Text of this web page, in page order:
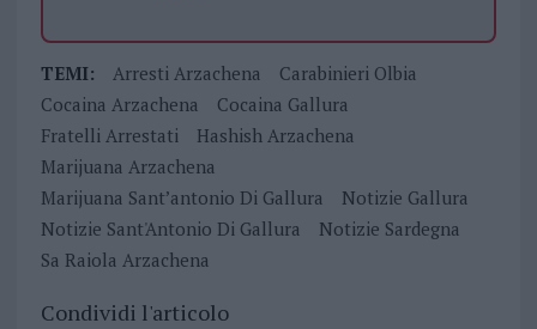
TEMI: Arresti Arzachena
Carabinieri Olbia
Cocaina Arzachena
Cocaina Gallura
Fratelli Arrestati
Hashish Arzachena
Marijuana Arzachena
Marijuana Sant’antonio Di Gallura
Notizie Gallura
Notizie Sant'Antonio Di Gallura
Notizie Sardegna
Sa Raiola Arzachena
Condividi l'articolo